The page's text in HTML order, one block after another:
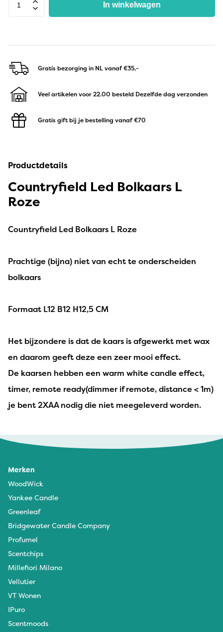
In winkelwagen
Gratis bezorging in NLvanaf €35,-
Veel artikelen voor 22.00 besteld Dezelfde dag verzonden
Gratis gift bij je bestelling vanaf €70
Productdetails
Countryfield Led Bolkaars L
Roze
Countryfield Led Bolkaars L Roze
Prachtige (bijna) niet van echt te onderscheiden
bolkaars
Formaat L12 B12 H12,5 CM
Het bijzondere is dat de kaars is afgewerkt met wax
en daarom geeft deze een zeer mooi effect.
De kaarsen hebben een warm white candle effect,
timer, remote ready(dimmer if remote, distance < 1m)
je bent 2XAA nodig die niet meegeleverd worden.
Merken
WoodWick
Yankee Candle
Greenleaf
Bridgewater Candle Company
Profumel
Scentchips
Millefiori Milano
Vellutier
VT Wonen
IPuro
Scentmoods